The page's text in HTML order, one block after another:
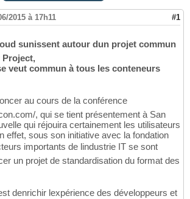
2015 à 17h11 #1
sunissent autour dun projet commun
Project,
veut commun à tous les conteneurs
au cours de la conférence
, qui se tient présentement à San
qui réjouira certainement les utilisateurs
effet, sous son initiative avec la fondation
importants de lindustrie IT se sont
un projet de standardisation du format des
denrichir lexpérience des développeurs et